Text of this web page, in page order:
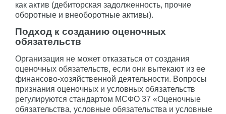
как актив (дебиторская задолженность, прочие
оборотные и внеоборотные активы).
Подход к созданию оценочных
обязательств
Организация не может отказаться от создания
оценочных обязательств, если они вытекают из ее
финансово-хозяйственной деятельности. Вопросы
признания оценочных и условных обязательств
регулируются стандартом МСФО 37 «Оценочные
обязательства, условные обязательства и условные